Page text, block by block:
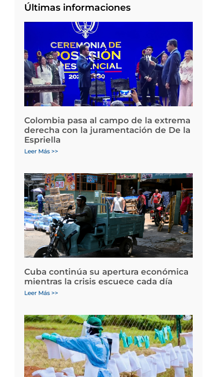
Últimas informaciones
Colombia pasa al campo de la extrema
derecha con la juramentación de De la
Espriella
Leer Más >>
Cuba continúa su apertura económica
mientras la crisis escuece cada día
Leer Más >>